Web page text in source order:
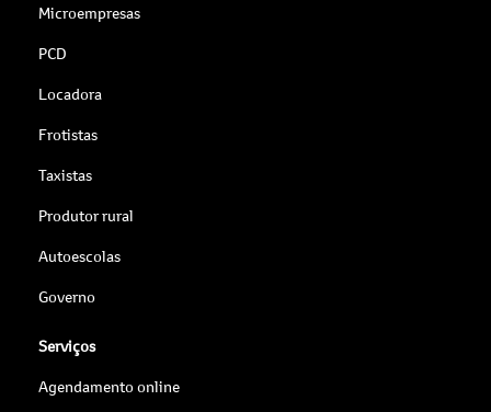
Microempresas
PCD
Locadora
Frotistas
Taxistas
Produtor rural
Autoescolas
Governo
Serviços
Agendamento online